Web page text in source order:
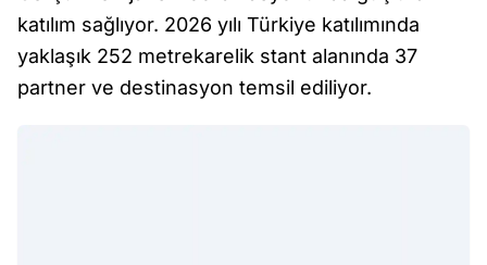
katılım sağlıyor. 2026 yılı Türkiye katılımında
yaklaşık 252 metrekarelik stant alanında 37
partner ve destinasyon temsil ediliyor.